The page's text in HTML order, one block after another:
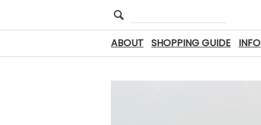
ABOUT SHOPPING GUIDE INFO